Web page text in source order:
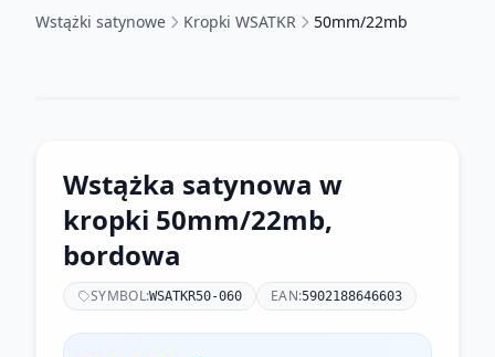
Wstążki satynowe Kropki WSATKR 50mm/22mb
Wstążka satynowa w
kropki 50mm/22mb,
bordowa
SYMBOL:WSATKR50-060 EAN:5902188646603